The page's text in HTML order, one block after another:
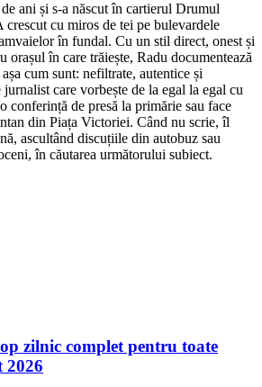
ani și s-a născut în cartierul Drumul
cu miros de tei pe bulevardele
în fundal. Cu un stil direct, onest și
orașul în care trăiește, Radu documentează
cum sunt: nefiltrate, autentice și
care vorbește de la egal la egal cu
conferință de presă la primărie sau face
din Piața Victoriei. Când nu scrie, îl
ascultând discuțiile din autobuz sau
în căutarea următorului subiect.
zilnic complet pentru toate
2026